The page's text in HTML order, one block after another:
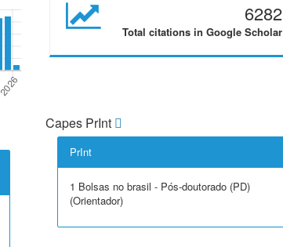
6282
Total citations in Google Scholar
Capes PrInt
PrInt
1 Bolsas no brasil - Pós-doutorado (PD)
(Orientador)